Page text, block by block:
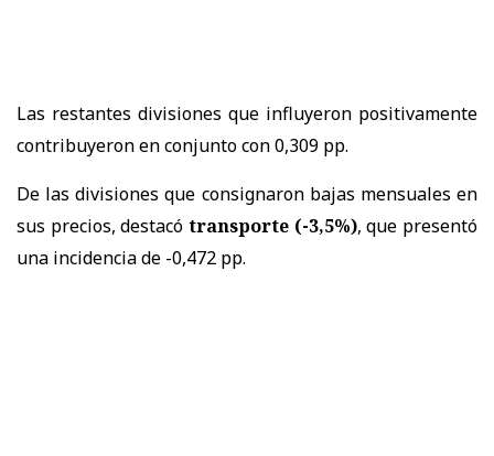
Las restantes divisiones que influyeron positivamente
contribuyeron en conjunto con 0,309 pp.
De las divisiones que consignaron bajas mensuales en
sus precios, destacó transporte (-3,5%), que presentó
una incidencia de -0,472 pp.